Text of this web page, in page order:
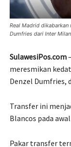
Real Madrid dikabarkan
Dumfries dari Inter
SulawesiPos.com
meresmikan
Denzel Dumfries,
Transfer ini
Blancos pada
Pakar transfer